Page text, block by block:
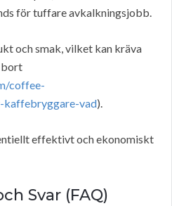
för tuffare avkalkningsjobb.
och smak, vilket kan kräva
bort
coffee-
kaffebryggare-vad).
effektivt och ekonomiskt
Svar (FAQ)